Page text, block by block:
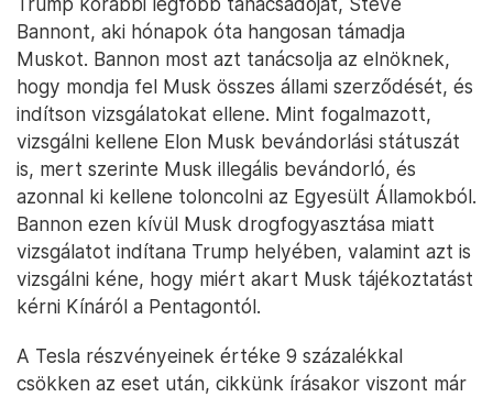
Bannont, aki hónapok óta hangosan támadja
Muskot. Bannon most azt tanácsolja az elnöknek,
hogy mondja fel Musk összes állami szerződését, és
indítson vizsgálatokat ellene. Mint fogalmazott,
vizsgálni kellene Elon Musk bevándorlási státuszát
is, mert szerinte Musk illegális bevándorló, és
azonnal ki kellene toloncolni az Egyesült Államokból.
Bannon ezen kívül Musk drogfogyasztása miatt
vizsgálatot indítana Trump helyében, valamint azt is
vizsgálni kéne, hogy miért akart Musk tájékoztatást
kérni Kínáról a Pentagontól.
A Tesla részvényeinek értéke 9 százalékkal
csökken az eset után, cikkünk írásakor viszont már